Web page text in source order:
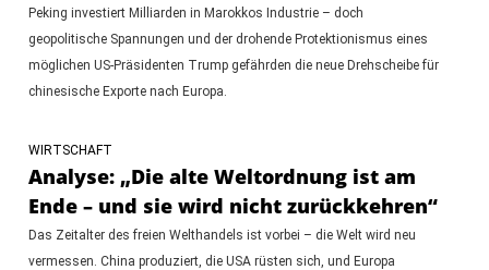
Peking investiert Milliarden in Marokkos Industrie – doch
geopolitische Spannungen und der drohende Protektionismus eines
möglichen US-Präsidenten Trump gefährden die neue Drehscheibe für
chinesische Exporte nach Europa.
WIRTSCHAFT
Analyse: „Die alte Weltordnung ist am
Ende – und sie wird nicht zurückkehren“
Das Zeitalter des freien Welthandels ist vorbei – die Welt wird neu
vermessen. China produziert, die USA rüsten sich, und Europa